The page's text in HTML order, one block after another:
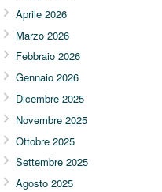
Aprile 2026
Marzo 2026
Febbraio 2026
Gennaio 2026
Dicembre 2025
Novembre 2025
Ottobre 2025
Settembre 2025
Agosto 2025